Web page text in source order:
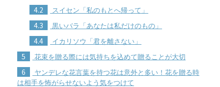
4.2 スイセン「私のもとへ帰って」
4.3 黒いバラ「あなたは私だけのもの」
4.4 イカリソウ「君を離さない」
5 花束を贈る際には気持ちを込めて贈ることが大切
6
ヤンデレな花言葉を持つ花は意外と多い！花を贈る時
は相手を怖がらせないよう気をつけて